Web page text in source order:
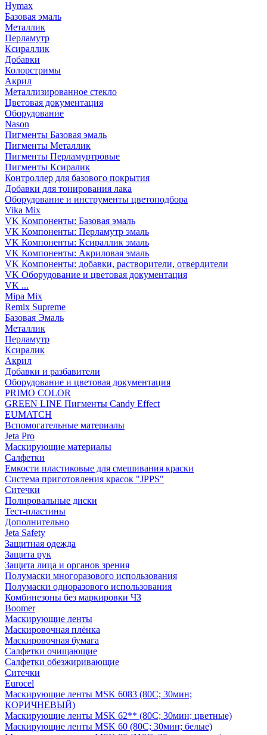
Hymax
Базовая эмаль
Металлик
Перламутр
Ксираллик
Добавки
Колорстримы
Акрил
Металлизированное стекло
Цветовая документация
Оборудование
Nason
Пигменты Базовая эмаль
Пигменты Металлик
Пигменты Перламуртровые
Пигменты Ксиралик
Контроллер для базового покрытия
Добавки для тонирования лака
Оборудование и инструменты цветоподбора
Vika Mix
VK Компоненты: Базовая эмаль
VK Компоненты: Перламутр эмаль
VK Компоненты: Ксираллик эмаль
VK Компоненты: Акриловая эмаль
VK Компоненты: добавки, растворители, отвердители
VK Оборудование и цветовая документация
VK ...
Mipa Mix
Remix Supreme
Базовая Эмаль
Металлик
Перламутр
Ксиралик
Акрил
Добавки и разбавители
Оборудование и цветовая документация
PRIMO COLOR
GREEN LINE Пигменты Candy Effect
EUMATCH
Вспомогательные материалы
Jeta Pro
Маскирующие материалы
Салфетки
Емкости пластиковые для смешивания краски
Система приготовления красок "JPPS"
Ситечки
Полировальные диски
Тест-пластины
Дополнительно
Jeta Safety
Защитная одежда
Защита рук
Защита лица и органов зрения
Полумаски многоразового использования
Полумаски одноразового использования
Комбинезоны без маркировки ЧЗ
Boomer
Маскирующие ленты
Маскировочная плёнка
Маскировочная бумага
Салфетки очищающие
Салфетки обезжиривающие
Ситечки
Euroсel
Маскирующие ленты MSK 6083 (80С; 30мин;
КОРИЧНЕВЫЙ)
Маскирующие ленты MSK 62** (80С; 30мин; цветные)
Маскирующие ленты MSK 60 (80С; 30мин; белые)